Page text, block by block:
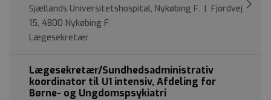
Sjællands Universitetshospital, Nykøbing F. | Fjordvej
15, 4800 Nykøbing F
Lægesekretær
Lægesekretær/Sundhedsadministrativ
koordinator til U1 intensiv, Afdeling for
Børne- og Ungdomspsykiatri